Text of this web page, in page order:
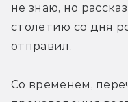
не знаю, но
столетию со дня
отправил.
Со временем,